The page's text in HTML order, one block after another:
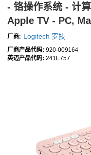
- 铬操作系统 - 计
Apple TV - PC,
厂商: Logitech 罗技
厂商产品代码: 920-009164
英迈产品代码: 241E757